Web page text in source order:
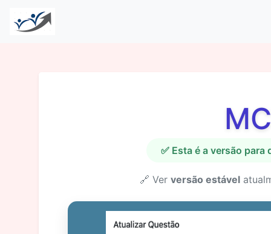
✅ Esta é a versão
🔗 Ver versão estável